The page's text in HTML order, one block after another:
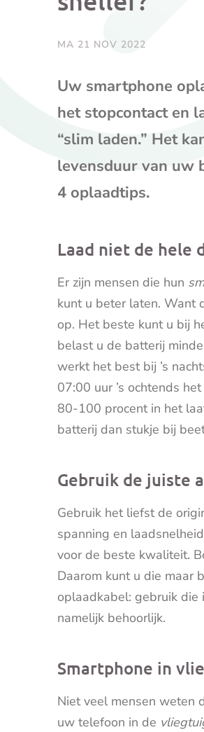
MA 21 NOV 2022
Uw smartphone
het stopcontact en
“slim laden.” Het
levensduur van uw
4 oplaadtips.
Laad niet de hele
Er zijn mensen die hun
kunt u beter laten. Want
op. Het beste kunt u bij
belast u de batterij
werkt het best bij ’s
07:00 uur ’s ochtends
80-100 procent in het
batterij dan stukje bij
Gebruik de juiste
Gebruik het liefst de
spanning en
voor de beste kwaliteit.
Daarom kunt u die maar
oplaadkabel: gebruik die
namelijk behoorlijk.
Smartphone in
Niet veel mensen weten
uw telefoon in de